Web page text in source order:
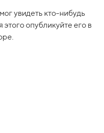
увидеть кто-нибудь
опубликуйте его в